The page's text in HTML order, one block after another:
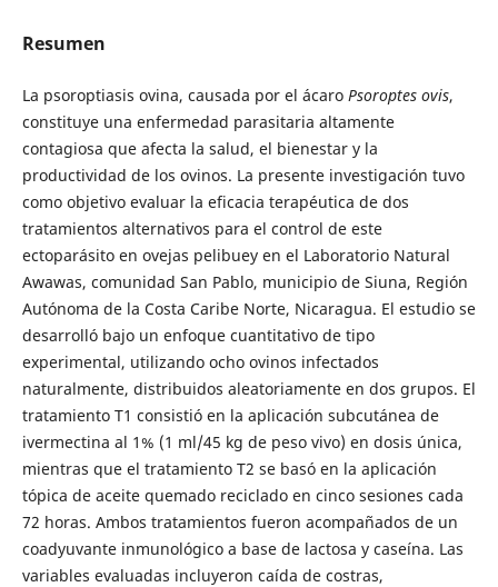
Resumen
La psoroptiasis ovina, causada por el ácaro Psoroptes ovis,
constituye una enfermedad parasitaria altamente
contagiosa que afecta la salud, el bienestar y la
productividad de los ovinos. La presente investigación tuvo
como objetivo evaluar la eficacia terapéutica de dos
tratamientos alternativos para el control de este
ectoparásito en ovejas pelibuey en el Laboratorio Natural
Awawas, comunidad San Pablo, municipio de Siuna, Región
Autónoma de la Costa Caribe Norte, Nicaragua. El estudio se
desarrolló bajo un enfoque cuantitativo de tipo
experimental, utilizando ocho ovinos infectados
naturalmente, distribuidos aleatoriamente en dos grupos. El
tratamiento T1 consistió en la aplicación subcutánea de
ivermectina al 1% (1 ml/45 kg de peso vivo) en dosis única,
mientras que el tratamiento T2 se basó en la aplicación
tópica de aceite quemado reciclado en cinco sesiones cada
72 horas. Ambos tratamientos fueron acompañados de un
coadyuvante inmunológico a base de lactosa y caseína. Las
variables evaluadas incluyeron caída de costras,